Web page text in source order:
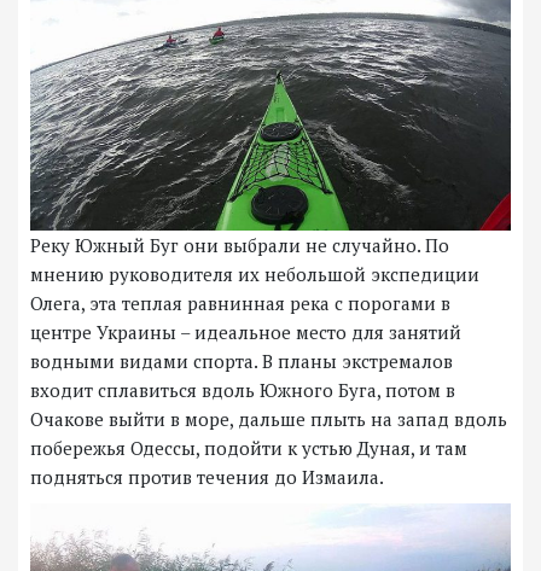
Реку Южный Буг они выбрали не случайно. По
мнению руководителя их небольшой экспедиции
Олега, эта теплая равнинная река с порогами в
центре Украины – идеальное место для занятий
водными видами спорта. В планы экстремалов
входит сплавиться вдоль Южного Буга, потом в
Очакове выйти в море, дальше плыть на запад вдоль
побережья Одессы, подойти к устью Дуная, и там
подняться против течения до Измаила.